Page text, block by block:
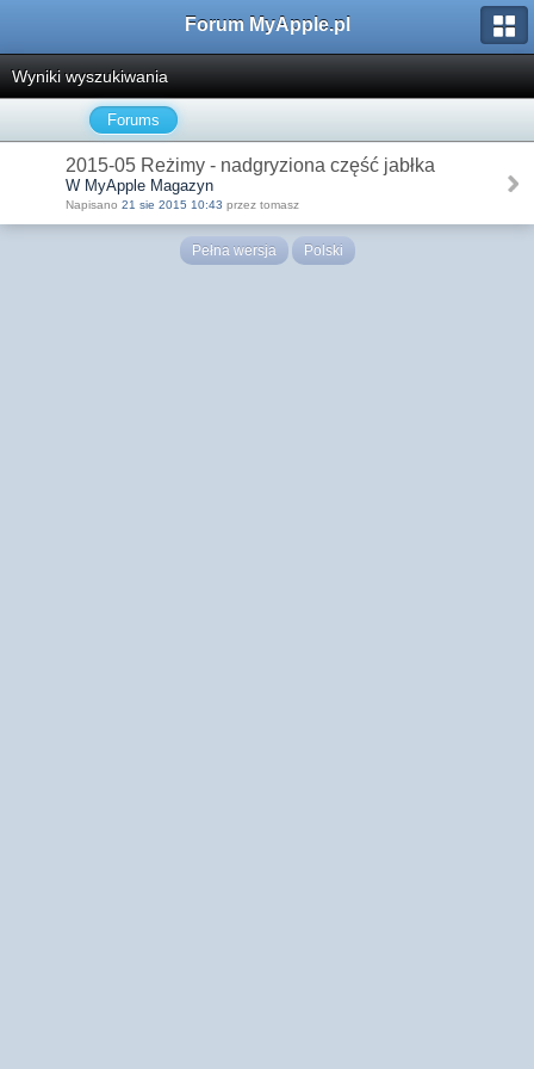
Forum MyApple.pl
Wyniki wyszukiwania
Forums
2015-05 Reżimy - nadgryziona część jabłka
W MyApple Magazyn
Napisano 21 sie 2015 10:43 przez tomasz
Pełna wersja Polski